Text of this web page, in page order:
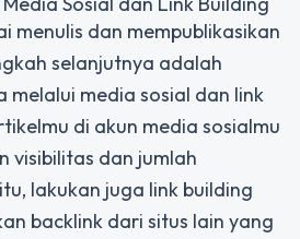
menulis dan mempublikasikan
selanjutnya adalah
melalui media sosial dan link
di akun media sosialmu
visibilitas dan jumlah
lakukan juga link building
backlink dari situs lain yang